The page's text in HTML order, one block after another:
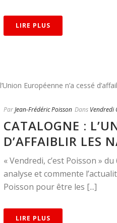
LIRE PLUS
ParJean-Frédéric Poisson Dans Vendredi
CATALOGNE :
D’AFFAIBLIR LES
« Vendredi, c’est Poisson »
analyse et commente
Poisson pour être les [...]
LIRE PLUS